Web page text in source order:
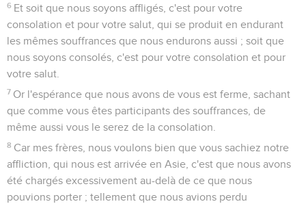
6 Et soit que nous soyons affligés, c'est pour votre
consolation et pour votre salut, qui se produit en endurant
les mêmes souffrances que nous endurons aussi ; soit que
nous soyons consolés, c'est pour votre consolation et pour
votre salut.
7 Or l'espérance que nous avons de vous est ferme, sachant
que comme vous êtes participants des souffrances, de
même aussi vous le serez de la consolation.
8 Car mes frères, nous voulons bien que vous sachiez notre
affliction, qui nous est arrivée en Asie, c'est que nous avons
été chargés excessivement au-delà de ce que nous
pouvions porter ; tellement que nous avions perdu